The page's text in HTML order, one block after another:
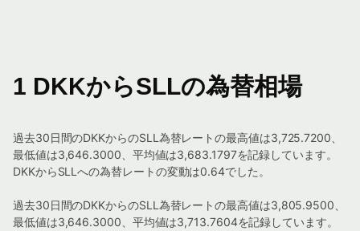
1 DKKからSLLの為替相場
過去30日間のDKKからのSLL為替レートの最高値は3,725.7200、
最低値は3,646.3000、平均値は3,683.1797を記録しています。
DKKからSLLへの為替レートの変動は0.64でした。
過去30日間のDKKからのSLL為替レートの最高値は3,805.9500、
最低値は3,646.3000、平均値は3,713.7604を記録しています。